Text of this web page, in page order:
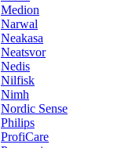
Medion
Narwal
Neakasa
Neatsvor
Nedis
Nilfisk
Nimh
Nordic Sense
Philips
ProfiCare